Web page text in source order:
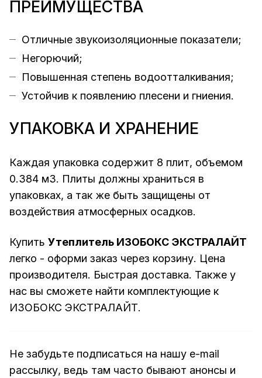
ПРЕИМУЩЕСТВА
Отличные звукоизоляционные показатели;
Негорючий;
Повышенная степень водоотталкивания;
Устойчив к появлению плесени и гниения.
УПАКОВКА И ХРАНЕНИЕ
Каждая упаковка содержит 8 плит, объемом
0.384 м3. Плиты должны храниться в
упаковках, а так же быть защищены от
воздействия атмосферных осадков.
Купить Утеплитель ИЗОБОКС ЭКСТРАЛАЙТ
легко - оформи заказ через корзину. Цена
производителя. Быстрая доставка. Также у
нас вы сможете найти комплектующие к
ИЗОБОКС ЭКСТРАЛАЙТ.
Не забудьте подписаться на нашу e-mail
рассылку, ведь там часто бывают анонсы и